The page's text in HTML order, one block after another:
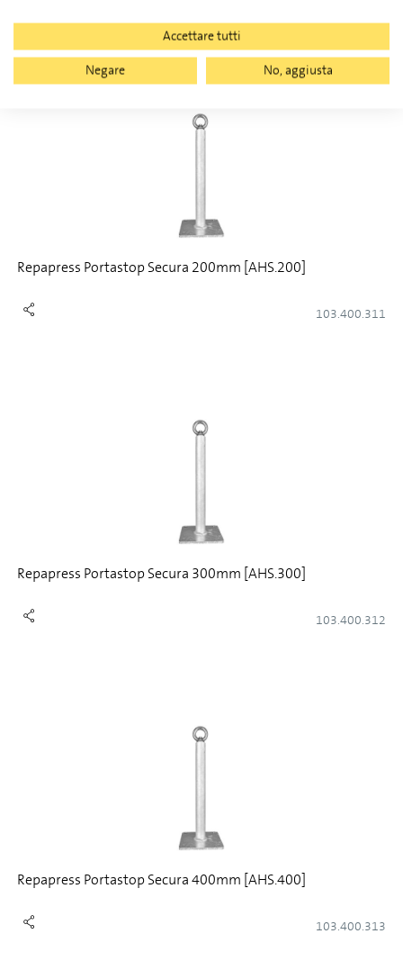
Repapress Portastop Secura 200mm [AHS.200]
103.400.311
Repapress Portastop Secura 300mm [AHS.300]
103.400.312
Repapress Portastop Secura 400mm [AHS.400]
103.400.313
Accettare tutti
Negare
No, aggiusta